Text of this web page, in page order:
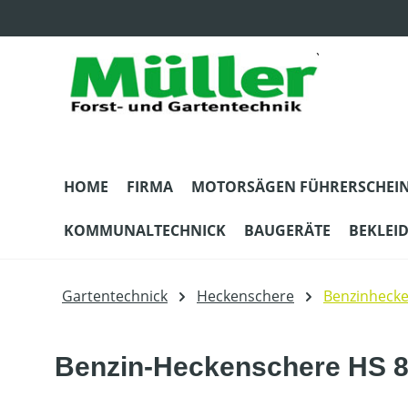
HOME FIRMA MOTORSÄGEN
KOMMUNALTECHNICK BAUGERÄTE
Gartentechnick Heckenschere
Benzin-Heckenschere HS